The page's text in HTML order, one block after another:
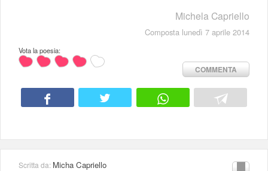
Michela Capriello
Composta lunedì 7 aprile 2014
Vota la poesia:
COMMENTA
Scritta da: Micha Capriello